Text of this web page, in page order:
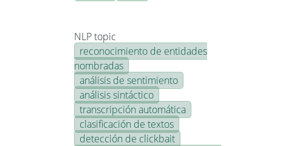
NLP topic
reconocimiento de entidades
nombradas
análisis de sentimiento
análisis sintáctico
transcripción automática
clasificación de textos
detección de clickbait